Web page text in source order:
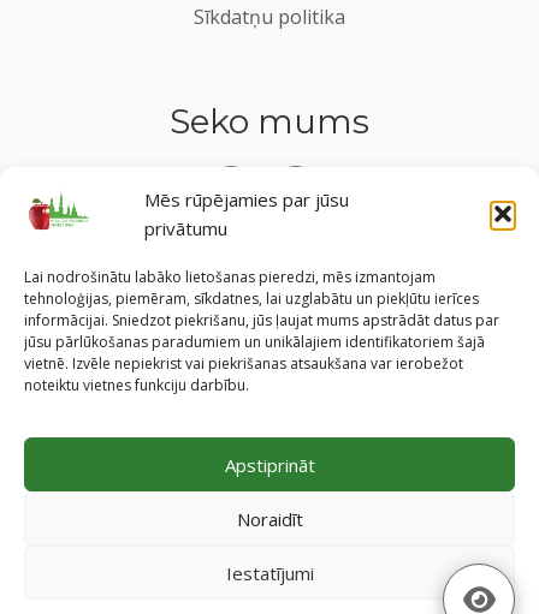
Mēs rūpējamies par jūsu
privātumu
Lai nodrošinātu labāko lietošanas pieredzi, mēs izmantojam
tehnoloģijas, piemēram, sīkdatnes, lai uzglabātu un piekļūtu ierīces
informācijai. Sniedzot piekrišanu, jūs ļaujat mums apstrādāt datus par
jūsu pārlūkošanas paradumiem un unikālajiem identifikatoriem šajā
vietnē. Izvēle nepiekrist vai piekrišanas atsaukšana var ierobežot
noteiktu vietnes funkciju darbību.
Apstiprināt
Noraidīt
Iestatījumi
Sīkdatņu politika
Seko mums
©2026 Veselīgs rīdzinieks veselā Rīgā |Pārpublicējot
informāciju, atsauce uz Rīgas valstspilsētas pašvaldības
www.veseligsridzinieks.lv
Pašvaldības portālu administrē Rīgas valstspilsētas
pašvaldības Labklājības departaments (Rīga, Baznīcas iela